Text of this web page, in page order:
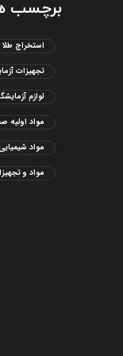
برچسب
استخراج طلا
تجهیزات
لوازم
مواد اولیه
مواد
مواد و